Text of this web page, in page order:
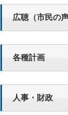
用試験（給食調
分）
7月 31日
令和９年４月
築、機械、保
最終合格者につ
広聴（市民の声
各種計画
人事・財政